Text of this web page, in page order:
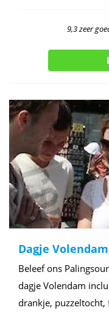
9,3 zeer
Dagje
Beleef ons
dagje Volendam
drankje,